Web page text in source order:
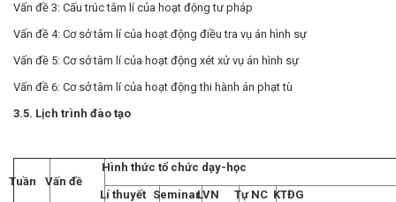
Vấn đề 3: Cấu trúc tâm lí của hoạt động tư pháp
Vấn đề 4: Cơ sở tâm lí của hoạt động điều tra vụ án hình sự
Vấn đề 5: Cơ sở tâm lí của hoạt động xét xử vụ án hình sự
Vấn đề 6: Cơ sở tâm lí của hoạt động thi hành án phạt tù
3.5. Lịch trình đào tạo
Tuần Vấn đề
Hình thức tổ chức dạy-học
Lí thuyết SeminarLVN Tự NC KTĐG